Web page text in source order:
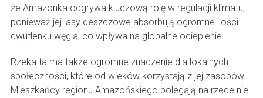
że Amazonka odgrywa kluczową rolę w regulacji klimatu,
ponieważ jej lasy deszczowe absorbują ogromne ilości
dwutlenku węgla, co wpływa na globalne ocieplenie.
Rzeka ta ma także ogromne znaczenie dla lokalnych
społeczności, które od wieków korzystają z jej zasobów.
Mieszkańcy regionu Amazońskiego polegają na rzece nie